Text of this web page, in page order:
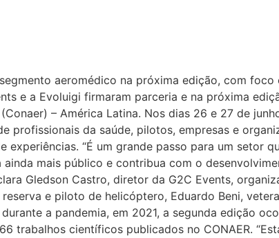
aeromédico na próxima edição, com
e a Evoluigi firmaram parceria e na próxima
– América Latina. Nos dias 26 e 27 de
profissionais da saúde, pilotos, empresas e
“É um grande passo para um setor
mais público e contribua com o
Gledson Castro, diretor da G2C Events,
e piloto de helicóptero, Eduardo Beni,
a pandemia, em 2021, a segunda edição
trabalhos científicos publicados no CONAER.